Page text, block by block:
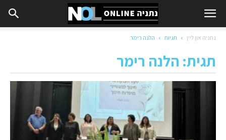
נתניה און ליין תגיות הלנה רימר
תגית: הלנה רימר